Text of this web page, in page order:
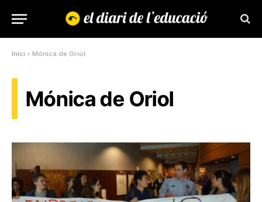
Inici » Mónica de Oriol
Mónica de Oriol